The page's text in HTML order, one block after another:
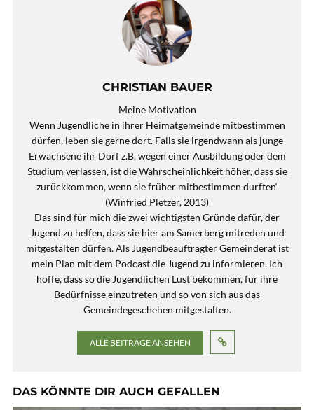
CHRISTIAN BAUER
Meine Motivation
Wenn Jugendliche in ihrer Heimatgemeinde mitbestimmen
dürfen, leben sie gerne dort. Falls sie irgendwann als junge
Erwachsene ihr Dorf z.B. wegen einer Ausbildung oder dem
Studium verlassen, ist die Wahrscheinlichkeit höher, dass sie
zurückkommen, wenn sie früher mitbestimmen durften‘
(Winfried Pletzer, 2013)
Das sind für mich die zwei wichtigsten Gründe dafür, der
Jugend zu helfen, dass sie hier am Samerberg mitreden und
mitgestalten dürfen. Als Jugendbeauftragter Gemeinderat ist
mein Plan mit dem Podcast die Jugend zu informieren. Ich
hoffe, dass so die Jugendlichen Lust bekommen, für ihre
Bedürfnisse einzutreten und so von sich aus das
Gemeindegeschehen mitgestalten.
ALLE BEITRÄGE ANSEHEN
DAS KÖNNTE DIR AUCH GEFALLEN